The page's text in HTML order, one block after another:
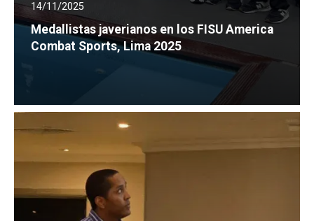
14/11/2025
Medallistas javerianos en los FISU America
Combat Sports, Lima 2025